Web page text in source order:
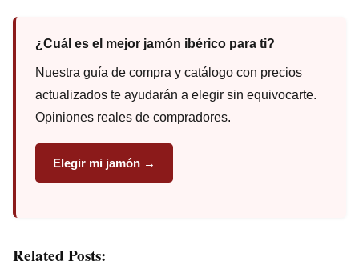
¿Cuál es el mejor jamón ibérico para ti?
Nuestra guía de compra y catálogo con precios
actualizados te ayudarán a elegir sin equivocarte.
Opiniones reales de compradores.
Elegir mi jamón →
Related Posts: